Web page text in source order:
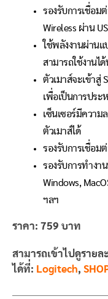
รองรับการเชื่อม
Wireless ผ่าน
ใช้พลังงานผ่าน
สามารถใช้งานไ
ตัวเมาส์จะเข้าสู่
เพื่อเป็นการประ
เซ็นเซอร์มีความ
ตัวเมาส์ได้
รองรับการเชื่อม
รองรับการทำง
Windows,
ฯลฯ
ราคา: 759 บาท
สามารถเข้าไปดูรายล
ได้ที่: Logitech,